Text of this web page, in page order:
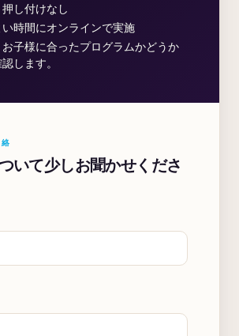
し付けなし
い時間にオンラインで実施
お子様に合ったプログラムかどうか
します。
いて少しお聞かせくださ